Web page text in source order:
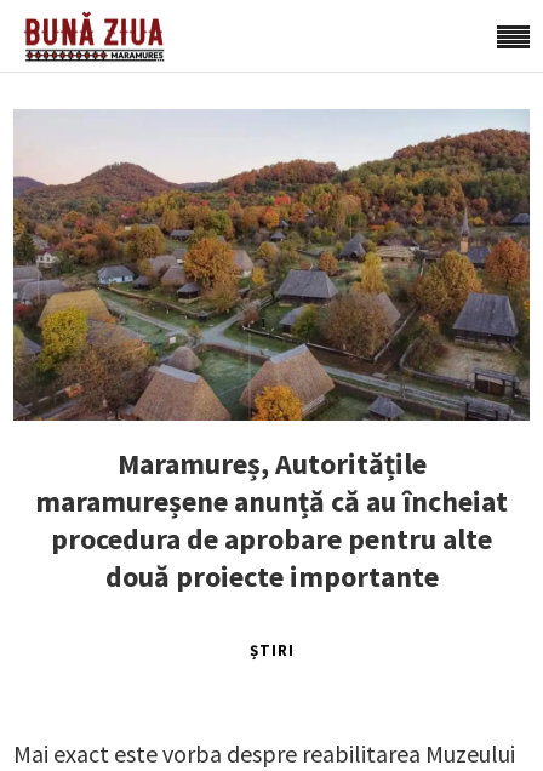
Maramureș, Autoritățile
maramureșene anunță că au încheiat
procedura de aprobare pentru alte
două proiecte importante
ȘTIRI
Mai exact este vorba despre reabilitarea Muzeului